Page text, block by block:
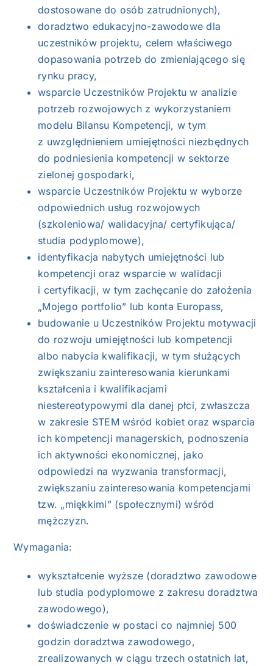
dostosowane do osób zatrudnionych),
doradztwo edukacyjno-zawodowe dla
uczestników projektu, celem właściwego
dopasowania potrzeb do zmieniającego się
rynku pracy,
wsparcie Uczestników Projektu w analizie
potrzeb rozwojowych z wykorzystaniem
modelu Bilansu Kompetencji, w tym
z uwzględnieniem umiejętności niezbędnych
do podniesienia kompetencji w sektorze
zielonej gospodarki,
wsparcie Uczestników Projektu w wyborze
odpowiednich usług rozwojowych
(szkoleniowa/ walidacyjna/ certyfikująca/
studia podyplomowe),
identyfikacja nabytych umiejętności lub
kompetencji oraz wsparcie w walidacji
i certyfikacji, w tym zachęcanie do założenia
„Mojego portfolio” lub konta Europass,
budowanie u Uczestników Projektu motywacji
do rozwoju umiejętności lub kompetencji
albo nabycia kwalifikacji, w tym służących
zwiększaniu zainteresowania kierunkami
kształcenia i kwalifikacjami
niestereotypowymi dla danej płci, zwłaszcza
w zakresie STEM wśród kobiet oraz wsparcia
ich kompetencji managerskich, podnoszenia
ich aktywności ekonomicznej, jako
odpowiedzi na wyzwania transformacji,
zwiększaniu zainteresowania kompetencjami
tzw. „miękkimi” (społecznymi) wśród
mężczyzn.
Wymagania:
wykształcenie wyższe (doradztwo zawodowe
lub studia podyplomowe z zakresu doradztwa
zawodowego),
doświadczenie w postaci co najmniej 500
godzin doradztwa zawodowego,
zrealizowanych w ciągu trzech ostatnich lat,